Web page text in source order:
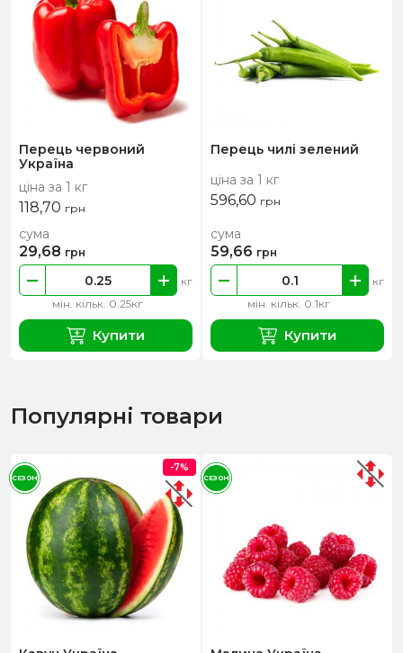
Перець червоний
Україна
ціна за 1 кг
118,70 грн
мін. кільк. 0.25кг
кг
сума
29,68 грн
Купити
Перець чилі зелений
ціна за 1 кг
596,60 грн
мін. кільк. 0.1кг
кг
сума
59,66 грн
Купити
Популярні товари
-7%
СЕЗОН СЕЗОН